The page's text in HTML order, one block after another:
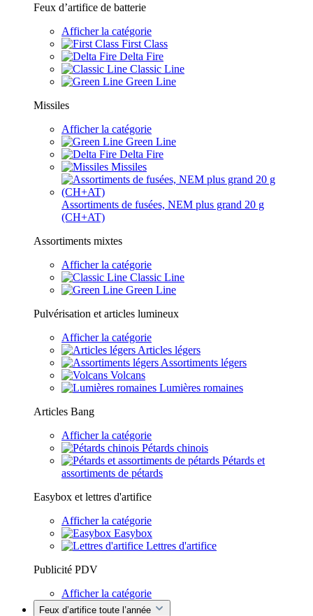
Feux d’artifice de batterie
Afficher la catégorie
First Class
Delta Fire
Classic Line
Green Line
Missiles
Afficher la catégorie
Green Line
Delta Fire
Missiles
Assortiments de fusées, NEM plus grand 20 g
(CH+AT)
Assortiments mixtes
Afficher la catégorie
Classic Line
Green Line
Pulvérisation et articles lumineux
Afficher la catégorie
Articles légers
Assortiments légers
Volcans
Lumières romaines
Articles Bang
Afficher la catégorie
Pétards chinois
Pétards et
assortiments de pétards
Easybox et lettres d'artifice
Afficher la catégorie
Easybox
Lettres d'artifice
Publicité PDV
Afficher la catégorie
Feux d’artifice toute l’année